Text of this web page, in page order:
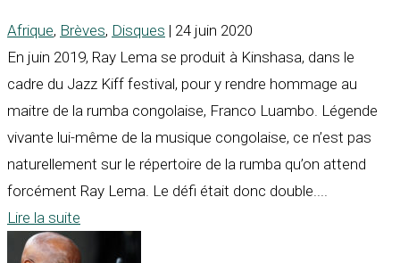
Afrique, Brèves, Disques | 24 juin 2020
En juin 2019, Ray Lema se produit à Kinshasa, dans le
cadre du Jazz Kiff festival, pour y rendre hommage au
maitre de la rumba congolaise, Franco Luambo. Légende
vivante lui-même de la musique congolaise, ce n’est pas
naturellement sur le répertoire de la rumba qu’on attend
forcément Ray Lema. Le défi était donc double....
Lire la suite